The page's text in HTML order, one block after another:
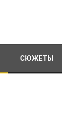
СЮЖЕТЫ